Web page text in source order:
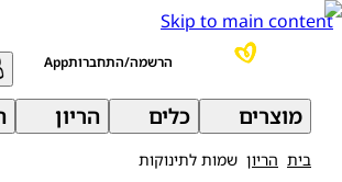
Skip to main content
הרשמה/התחברותApp
מוצרים כלים הריון
בית הריון שמות לתינוקות